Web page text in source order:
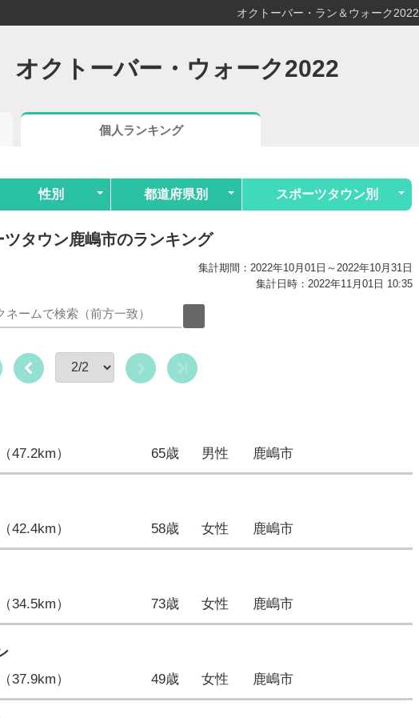
オクトーバー・ラン＆ウォーク2022
オクトーバー・ウォーク2022
個人ランキング
性別 都道府県別 スポーツタウン別
ツタウン鹿嶋市のランキング
集計期間：2022年10月01日～2022年10月31日
集計日時：2022年11月01日 10:35
47.2km） 65歳 男性 鹿嶋市
42.4km） 58歳 女性 鹿嶋市
34.5km） 73歳 女性 鹿嶋市
37.9km） 49歳 女性 鹿嶋市